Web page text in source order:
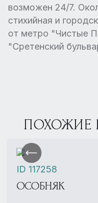
возможен 24/7.
стихийная и
от метро "Чистые
"Сретенский
ПОХОЖИЕ
ОСОБНЯК
ID 117258